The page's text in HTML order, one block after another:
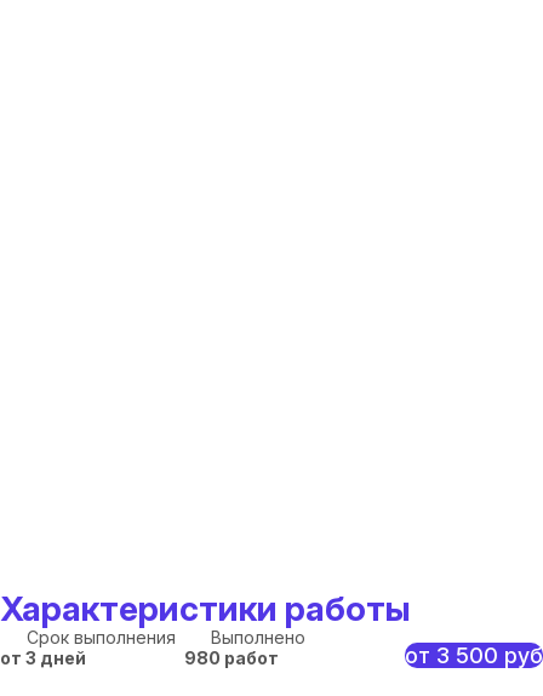
Характеристики работы
Срок выполнения
от 3 дней
Выполнено
980 работ
от 3 500 руб